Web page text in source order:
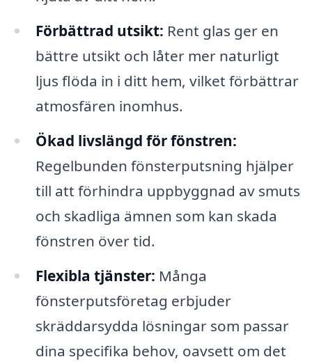
Förbättrad utsikt: Rent glas ger en
bättre utsikt och låter mer naturligt
ljus flöda in i ditt hem, vilket förbättrar
atmosfären inomhus.
Ökad livslängd för fönstren:
Regelbunden fönsterputsning hjälper
till att förhindra uppbyggnad av smuts
och skadliga ämnen som kan skada
fönstren över tid.
Flexibla tjänster: Många
fönsterputsföretag erbjuder
skräddarsydda lösningar som passar
dina specifika behov, oavsett om det